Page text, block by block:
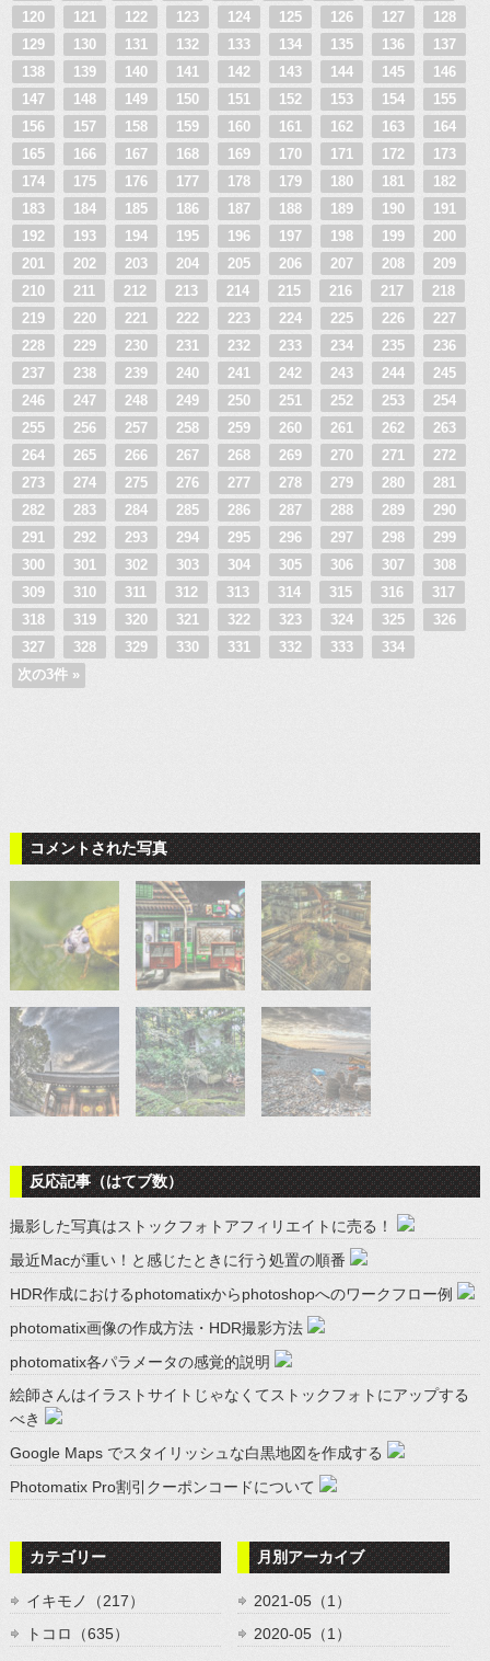
120
121 122 123 124 125 126 127
128
129
130 131 132 133 134 135 136
137
138
139 140 141 142 143 144 145
146
147
148 149 150 151 152 153 154
155
156
157 158 159 160 161 162 163
164
165
166 167 168 169 170 171 172
173
174
175 176 177 178 179 180 181
182
183
184 185 186 187 188 189 190
191
192
193 194 195 196 197 198 199
200
201
202 203 204 205 206 207 208
209
210
211 212 213 214 215 216 217
218
219
220 221 222 223 224 225 226
227
228
229 230 231 232 233 234 235
236
237
238 239 240 241 242 243 244
245
246
247 248 249 250 251 252 253
254
255
256 257 258 259 260 261 262
263
264
265 266 267 268 269 270 271
272
273
274 275 276 277 278 279 280
281
282
283 284 285 286 287 288 289
290
291
292 293 294 295 296 297 298
299
300
301 302 303 304 305 306 307
308
309
310 311 312 313 314 315 316
317
318
319 320 321 322 323 324 325
326
327
328 329 330 331 332 333
334
次の3件 »
コメントされた写真
反応記事（はてブ数）
撮影した写真はストックフォトアフィリエイトに売る！
最近Macが重い！と感じたときに行う処置の順番
HDR作成におけるphotomatixからphotoshopへのワークフロー例
photomatix画像の作成方法・HDR撮影方法
photomatix各パラメータの感覚的説明
絵師さんはイラストサイトじゃなくてストックフォトにアップする
べき
Google Maps でスタイリッシュな白黒地図を作成する
Photomatix Pro割引クーポンコードについて
カテゴリー
イキモノ（217）
トコロ（635）
月別アーカイブ
2021-05（1）
2020-05（1）